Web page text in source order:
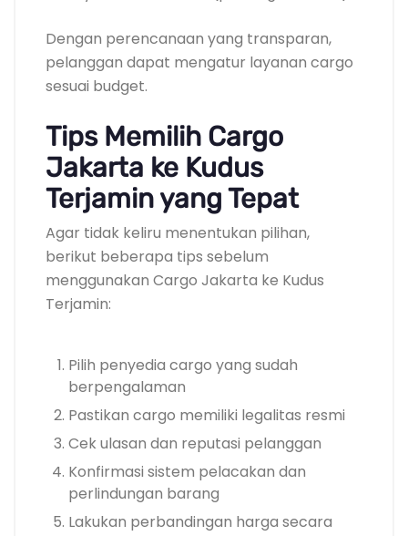
Dengan perencanaan yang transparan,
pelanggan dapat mengatur layanan cargo
sesuai budget.
Tips Memilih Cargo
Jakarta ke Kudus
Terjamin yang Tepat
Agar tidak keliru menentukan pilihan,
berikut beberapa tips sebelum
menggunakan Cargo Jakarta ke Kudus
Terjamin:
Pilih penyedia cargo yang sudah
berpengalaman
Pastikan cargo memiliki legalitas resmi
Cek ulasan dan reputasi pelanggan
Konfirmasi sistem pelacakan dan
perlindungan barang
Lakukan perbandingan harga secara